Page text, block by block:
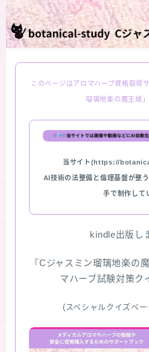
アロマハーブアンケート
おすすめ商品＆レビュー
★スペシャルアロマハーブ
お問い合わせ
サイトマップ
このページはアロマハーブ資格取得
瑠璃地楽の魔王城
当サイト(https://
AI技術の法整備と倫理基盤が整
手で制作して
kindle出版し
『Cジャスミン瑠璃地楽の
マハーブ試験対策ク
(スペシャルクイズペ